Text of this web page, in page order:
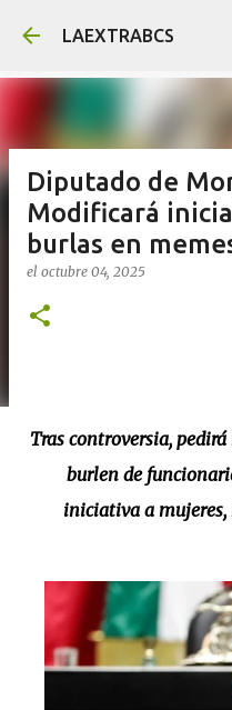
Ir al
LAEXTRABCS
Diputado de
Modificará
burlas en
el octubre 04, 2025
Tras controversia,
burlen de
iniciativa a